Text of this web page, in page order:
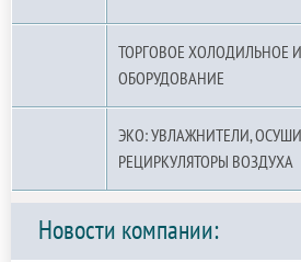
ТОРГОВОЕ ХОЛОДИЛЬНОЕ
ОБОРУДОВАНИЕ
ЭКО: УВЛАЖНИТЕЛИ,
РЕЦИРКУЛЯТОРЫ ВОЗДУХА
Новости компании: